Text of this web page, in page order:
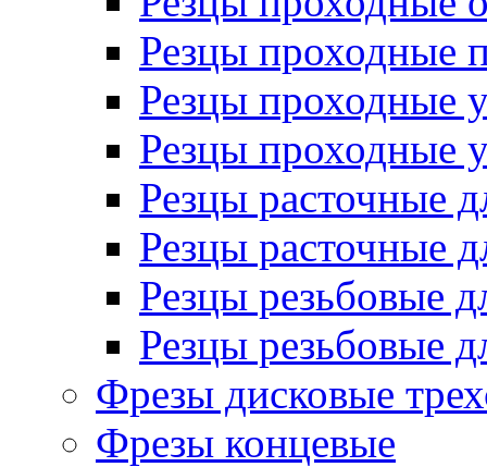
Резцы проходные
Резцы проходные
Резцы проходные
Резцы расточные
Резцы расточные
Резцы резьбовые
Резцы резьбовые
Фрезы дисковые
Фрезы концевые